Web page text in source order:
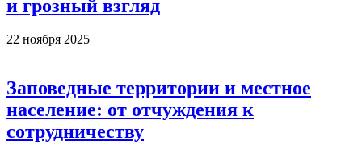
и грозный взгляд
22 ноября 2025
Заповедные территории и местное
население: от отчуждения к
сотрудничеству